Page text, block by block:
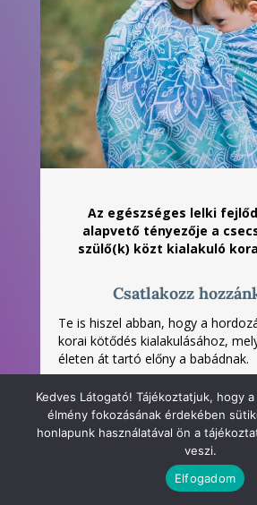
Az egészséges lelki
alapvető tényezője a
szülő(k) közt kialakuló
Csatlakozz
Te is hiszel abban, hogy a
korai kötődés kialakulásához,
életen át tartó előny a babádnak.
Kedves Látogató! Tájékoztatjuk, hogy
élmény fokozásának érdekében
honlapunk használatával ön a
veszi.
Elfogadom